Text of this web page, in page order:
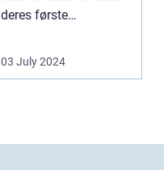
deres første
spillea...
03 July 2024